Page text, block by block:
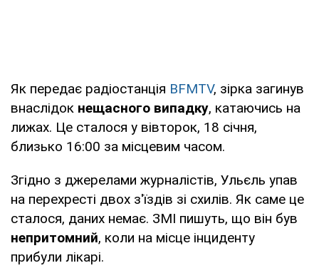
Як передає радіостанція BFMTV, зірка загинув
внаслідок нещасного випадку, катаючись на
лижах. Це сталося у вівторок, 18 січня,
близько 16:00 за місцевим часом.
Згідно з джерелами журналістів, Ульєль упав
на перехресті двох з'їздів зі схилів. Як саме це
сталося, даних немає. ЗМІ пишуть, що він був
непритомний, коли на місце інциденту
прибули лікарі.